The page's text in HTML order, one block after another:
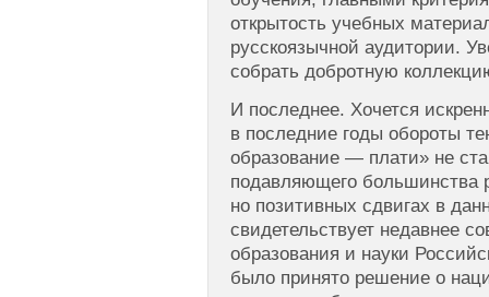
открытость учебных
русскоязычной аудитории.
собрать добротную
И последнее. Хочется
в последние годы обороты
образование — плати» не
подавляющего большинства
но позитивных сдвигах в
свидетельствует недавнее
образования и науки
было принято решение о